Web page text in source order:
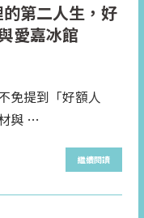
的第二人生，好
愛嘉冰館
免提到「好額人
與 …
繼續閱讀